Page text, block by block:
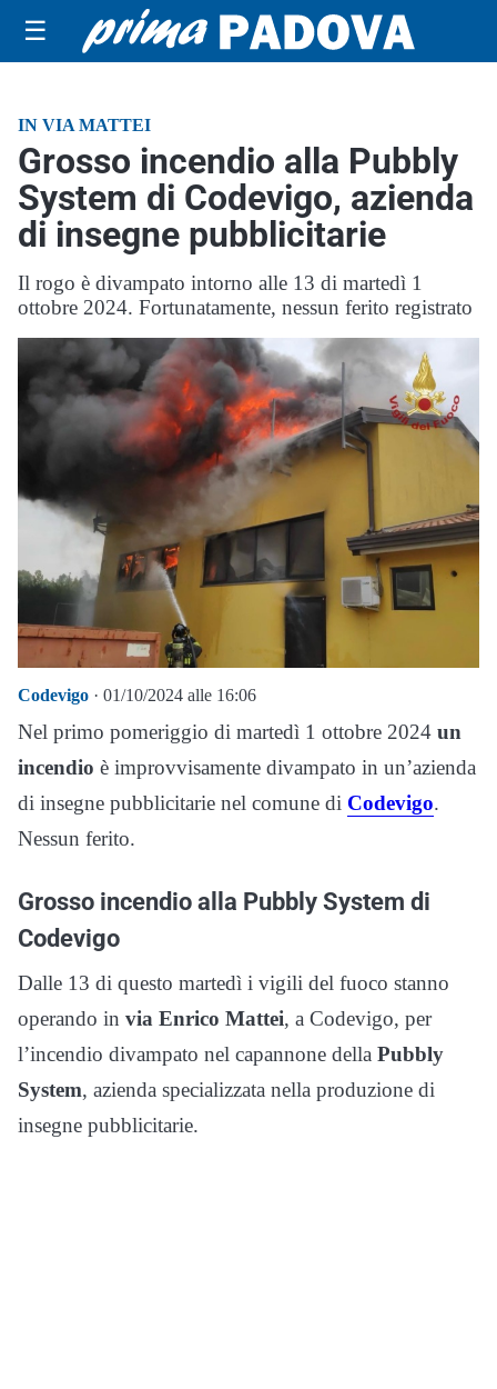
☰
IN VIA MATTEI
Grosso incendio alla Pubbly
System di Codevigo, azienda
di insegne pubblicitarie
Il rogo è divampato intorno alle 13 di martedì 1
ottobre 2024. Fortunatamente, nessun ferito registrato
Codevigo · 01/10/2024 alle 16:06
Nel primo pomeriggio di martedì 1 ottobre 2024 un
incendio è improvvisamente divampato in un’azienda
di insegne pubblicitarie nel comune di Codevigo.
Nessun ferito.
Grosso incendio alla Pubbly System di
Codevigo
Dalle 13 di questo martedì i vigili del fuoco stanno
operando in via Enrico Mattei, a Codevigo, per
l’incendio divampato nel capannone della Pubbly
System, azienda specializzata nella produzione di
insegne pubblicitarie.